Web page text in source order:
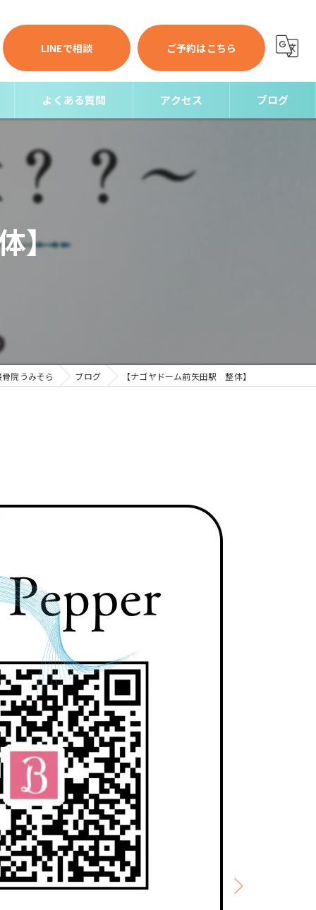
LINEで相談 ご予約はこちら
よくある質問 アクセス ブログ
】
院うみそら ブログ 【ナゴヤドーム前矢田駅 整体】